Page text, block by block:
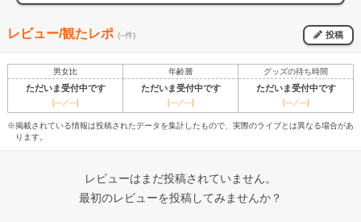
レビュー/観たレポ (--件) 投稿
男女比 年齢層 グッズの待ち時間
ただいま受付中です ただいま受付中です ただいま受付中です
[---／---] [---／---] [---／---]
※掲載されている情報は投稿されたデータを集計したもので、実際のライブとは異なる場合があ
ります。
レビューはまだ投稿されていません。
最初のレビューを投稿してみませんか？